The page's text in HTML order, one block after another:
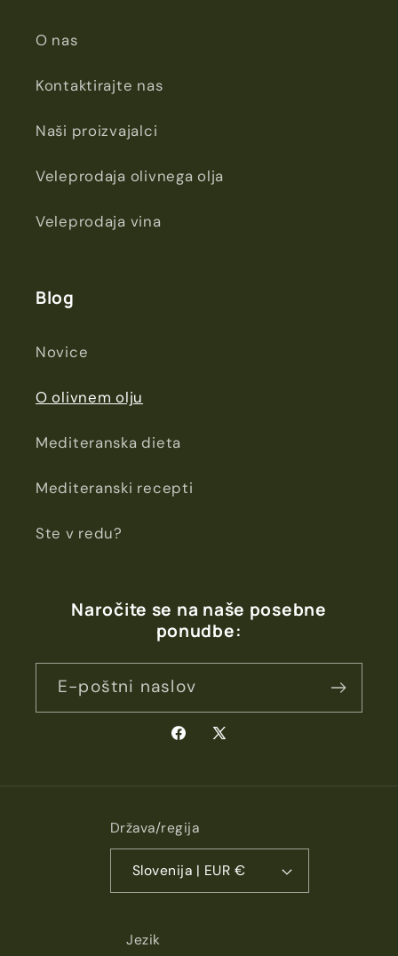
O nas
Kontaktirajte nas
Naši proizvajalci
Veleprodaja olivnega olja
Veleprodaja vina
Blog
Novice
O olivnem olju
Mediteranska dieta
Mediteranski recepti
Ste v redu?
Naročite se na naše posebne
ponudbe:
E-poštni naslov
Facebook
X
Država/regija
Slovenija | EUR €
Jezik